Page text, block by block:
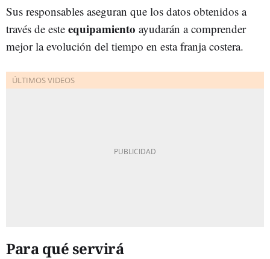
Sus responsables aseguran que los datos obtenidos a
través de este equipamiento ayudarán a comprender
mejor la evolución del tiempo en esta franja costera.
Para qué servirá